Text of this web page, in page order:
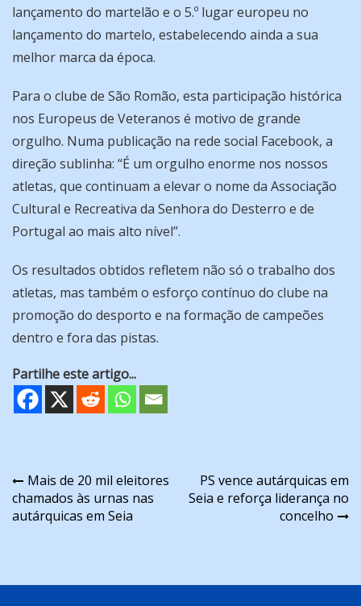
lançamento do martelão e o 5.º lugar europeu no
lançamento do martelo, estabelecendo ainda a sua
melhor marca da época.
Para o clube de São Romão, esta participação histórica
nos Europeus de Veteranos é motivo de grande
orgulho. Numa publicação na rede social Facebook, a
direção sublinha: “É um orgulho enorme nos nossos
atletas, que continuam a elevar o nome da Associação
Cultural e Recreativa da Senhora do Desterro e de
Portugal ao mais alto nível”.
Os resultados obtidos refletem não só o trabalho dos
atletas, mas também o esforço contínuo do clube na
promoção do desporto e na formação de campeões
dentro e fora das pistas.
Partilhe este artigo...
Navegação
de
Mais de 20 mil eleitores
chamados às urnas nas
autárquicas em Seia
PS vence autárquicas em
Seia e reforça liderança no
concelho